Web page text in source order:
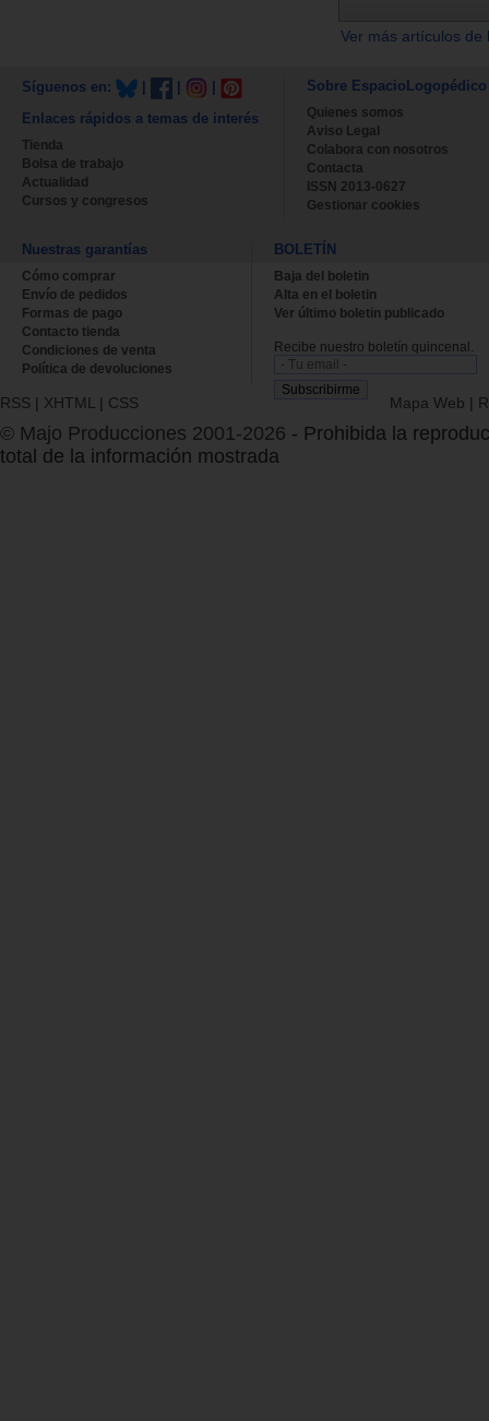
Ver más artículos
Síguenos en:
Enlaces rápidos a temas de interés
Tienda
Bolsa de trabajo
Actualidad
Cursos y congresos
Sobre EspacioLogopédico
Quienes somos
Aviso Legal
Colabora con nosotros
Contacta
ISSN 2013-0627
Gestionar cookies
Nuestras garantías
Cómo comprar
Envío de pedidos
Formas de pago
Contacto tienda
Condiciones de venta
Política de devoluciones
BOLETÍN
Baja del boletin
Alta en el boletin
Ver último boletin publicado
Recibe nuestro boletín quincenal.
RSS | XHTML | CSS Mapa Web |
© Majo Producciones 2001-2026 - Prohibida la
total de la información mostrada